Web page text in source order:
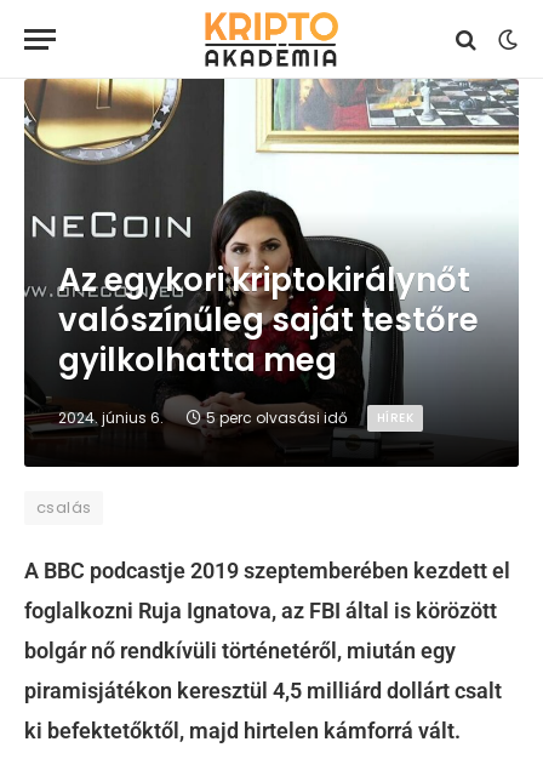
Az egykori kriptokirálynőt
valószínűleg saját testőre
gyilkolhatta meg
2024. június 6. 5 perc olvasási idő HÍREK
csalás
A BBC podcastje 2019 szeptemberében kezdett el
foglalkozni Ruja Ignatova, az FBI által is körözött
bolgár nő rendkívüli történetéről, miután egy
piramisjátékon keresztül 4,5 milliárd dollárt csalt
ki befektetőktől, majd hirtelen kámforrá vált.